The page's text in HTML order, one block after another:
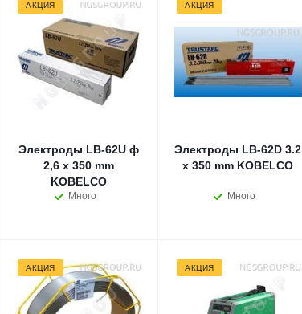
АКЦИЯ
Электроды LB-62U ф
2,6 x 350 mm
KOBELCO
Много
АКЦИЯ
Электроды LB-62D 3.2
х 350 mm KOBELCO
Много
АКЦИЯ АКЦИЯ